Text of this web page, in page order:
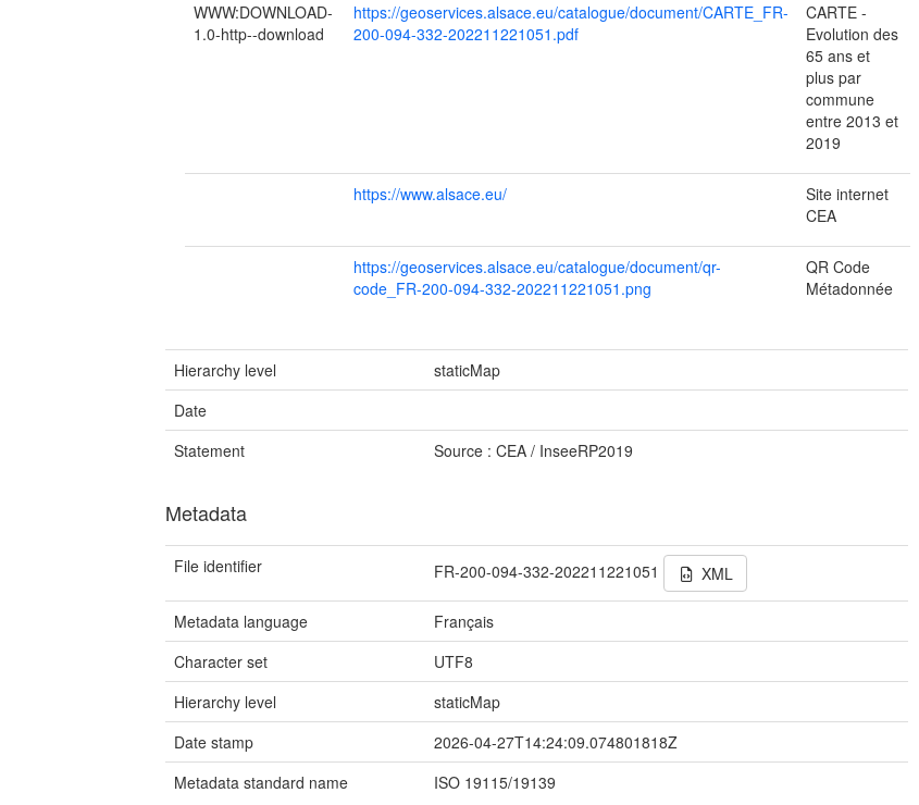
WWW:DOWNLOAD-
1.0-http--download
https://geoservices.alsace.eu/catalogue/document/CARTE_FR-
200-094-332-202211221051.pdf
CARTE -
Evolution des
65 ans et
plus par
commune
entre 2013 et
2019
https://www.alsace.eu/
Site internet
CEA
https://geoservices.alsace.eu/catalogue/document/qr-
code_FR-200-094-332-202211221051.png
QR Code
Métadonnée
Hierarchy level
staticMap
Date
Statement
Source : CEA / InseeRP2019
Metadata
File identifier FR-200-094-332-202211221051 XML
Metadata language
Français
Character set
UTF8
Hierarchy level
staticMap
Date stamp
2026-04-27T14:24:09.074801818Z
Metadata standard name
ISO 19115/19139